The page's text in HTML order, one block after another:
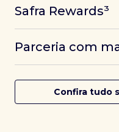
experiências
converte seus
conta com acesso a
Pass ao redor do
Safra Rewards³
das melhores
Parceria com
cartões Safra.
Confira tudo